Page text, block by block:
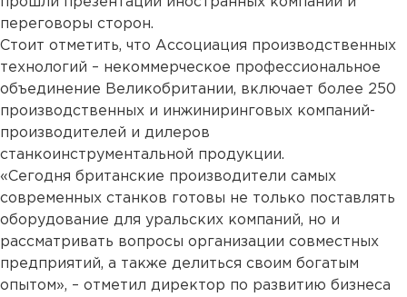
переговоры сторон.
Стоит отметить, что Ассоциация производственных
технологий – некоммерческое профессиональное
объединение Великобритании, включает более 250
производственных и инжиниринговых компаний-
производителей и дилеров
станкоинструментальной продукции.
«Сегодня британские производители самых
современных станков готовы не только поставлять
оборудование для уральских компаний, но и
рассматривать вопросы организации совместных
предприятий, а также делиться своим богатым
опытом», – отметил директор по развитию бизнеса